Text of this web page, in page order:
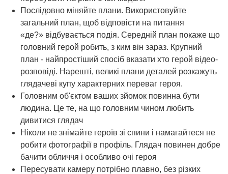
Послідовно міняйте плани. Використовуйте
загальний план, щоб відповісти на питання
«де?» відбувається подія. Середній план покаже що
головний герой робить, з ким він зараз. Крупний
план - найпростіший спосіб вказати хто герой відео-
розповіді. Нарешті, великі плани деталей розкажуть
глядачеві купу характерних переваг героя.
Головним об'єктом ваших зйомок повинна бути
людина. Це те, на що головним чином любить
дивитися глядач
Ніколи не знімайте героїв зі спини і намагайтеся не
робити фотографії в профіль. Глядач повинен добре
бачити обличчя і особливо очі героя
Пересувати камеру потрібно плавно, без різких